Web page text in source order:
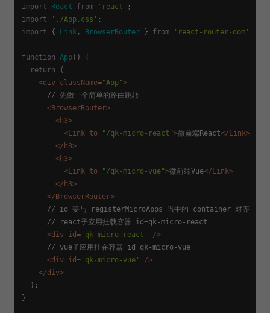
import React from 'react'
import
'./App.css'
import { Link , BrowserRouter } from 'react-router-dom'
function App( ) {
return (
<div className="App">
      // 先做一个简单的路由跳转
<BrowserRouter>
<h3>
<Link to="/qk-micro-react">微前端React</ Link>
</ h3>
<h3>
<Link to="/qk-micro-vue">微前端Vue</ Link>
</ h3>
</ BrowserRouter>
      // id 要与 registerMicroApps 当中的 container 对齐
      // react子应用挂载容器 id=qk-micro-react
<div id= 'qk-micro-react'
/>
      // vue子应用挂在容器 id=qk-micro-vue
<div id= 'qk-micro-vue'
/>
</div>
  );
}